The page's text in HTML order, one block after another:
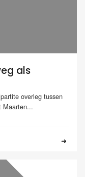
als
overleg tussen
Maarten...